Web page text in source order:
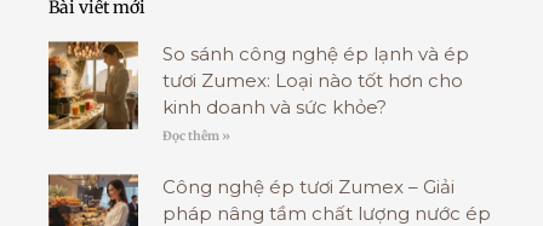
Bài viết mới
So sánh công nghệ ép lạnh và ép
tươi Zumex: Loại nào tốt hơn cho
kinh doanh và sức khỏe?
Đọc thêm »
Công nghệ ép tươi Zumex – Giải
pháp nâng tầm chất lượng nước ép